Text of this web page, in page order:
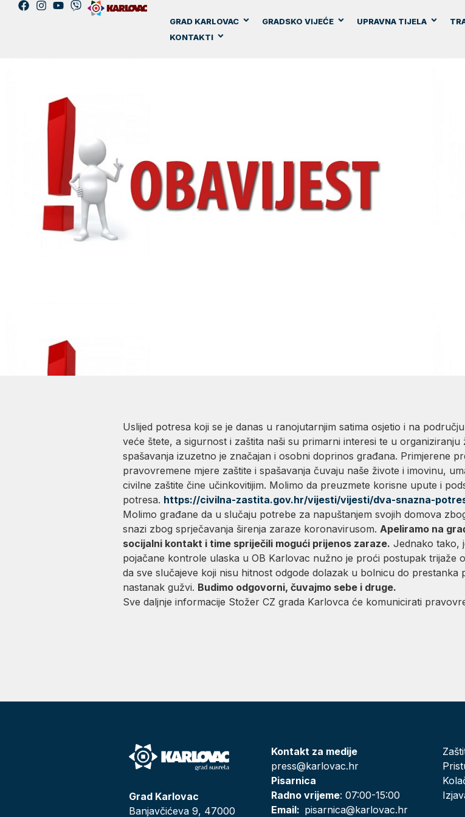
GRAD KARLOVAC GRADSKO VIJEĆE UPRAVNA TIJELA
KONTAKTI
Uslijed potresa koji se je danas u ranojutarnjim satima osjetio i na
veće štete, a sigurnost i zaštita naši su primarni interesi te u
spašavanja izuzetno je značajan i osobni doprinos građana. Primjerene
pravovremene mjere zaštite i spašavanja čuvaju naše živote i imovinu,
civilne zaštite čine učinkovitijim. Molimo da preuzmete korisne upute i
potresa. https://civilna-zastita.gov.hr/vijesti/vijesti/dva-snazna-
Molimo građane da u slučaju potrebe za napuštanjem svojih domova
snazi zbog sprječavanja širenja zaraze koronavirusom. Apeliramo na
socijalni kontakt i time spriječili mogući prijenos zaraze. Jednako tako,
pojačane kontrole ulaska u OB Karlovac nužno je proći postupak trijaže
da sve slučajeve koji nisu hitnost odgode dolazak u bolnicu do prestanka
nastanak gužvi. Budimo odgovorni, čuvajmo sebe i druge.
Sve daljnje informacije Stožer CZ grada Karlovca će komunicirati
Grad Karlovac
Banjavčićeva 9, 47000
Kontakt za medije
press@karlovac.hr
Pisarnica
Radno vrijeme: 07:00-15:00
Email: pisarnica@karlovac.hr